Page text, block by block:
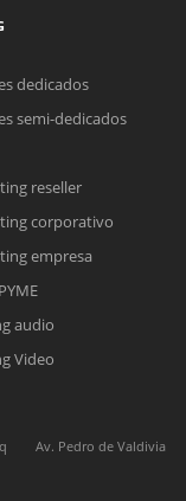
con el enlace a
Complete el formulario
dedicados
semi-dedicados
reseller
corporativo
empresa
audio
Video
Av. Pedro de Valdivia